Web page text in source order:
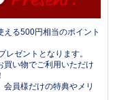
る500円相当のポイント
ゼントとなります。
買い物でご利用いただけ
員様だけの特典やメリ